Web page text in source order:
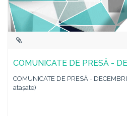
COMUNICATE DE PRESĂ -
COMUNICATE DE PRESĂ -
atașate)